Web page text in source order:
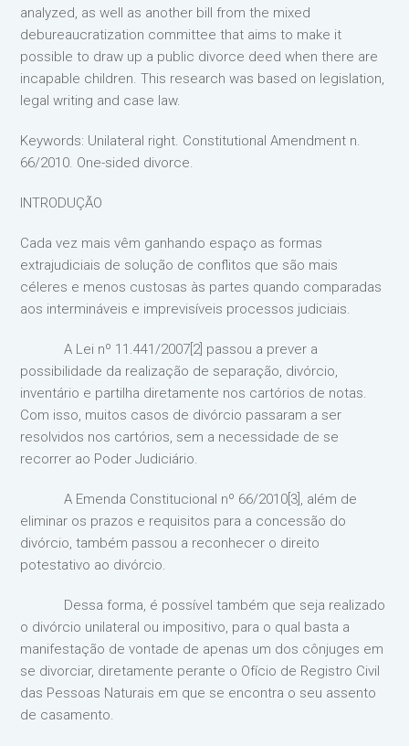
analyzed, as well as another bill from the mixed
debureaucratization committee that aims to make it
possible to draw up a public divorce deed when there are
incapable children. This research was based on legislation,
legal writing and case law.
Keywords: Unilateral right. Constitutional Amendment n.
66/2010. One-sided divorce.
INTRODUÇÃO
Cada vez mais vêm ganhando espaço as formas
extrajudiciais de solução de conflitos que são mais
céleres e menos custosas às partes quando comparadas
aos intermináveis e imprevisíveis processos judiciais.
A Lei nº 11.441/2007[2] passou a prever a
possibilidade da realização de separação, divórcio,
inventário e partilha diretamente nos cartórios de notas.
Com isso, muitos casos de divórcio passaram a ser
resolvidos nos cartórios, sem a necessidade de se
recorrer ao Poder Judiciário.
A Emenda Constitucional nº 66/2010[3], além de
eliminar os prazos e requisitos para a concessão do
divórcio, também passou a reconhecer o direito
potestativo ao divórcio.
Dessa forma, é possível também que seja realizado
o divórcio unilateral ou impositivo, para o qual basta a
manifestação de vontade de apenas um dos cônjuges em
se divorciar, diretamente perante o Ofício de Registro Civil
das Pessoas Naturais em que se encontra o seu assento
de casamento.